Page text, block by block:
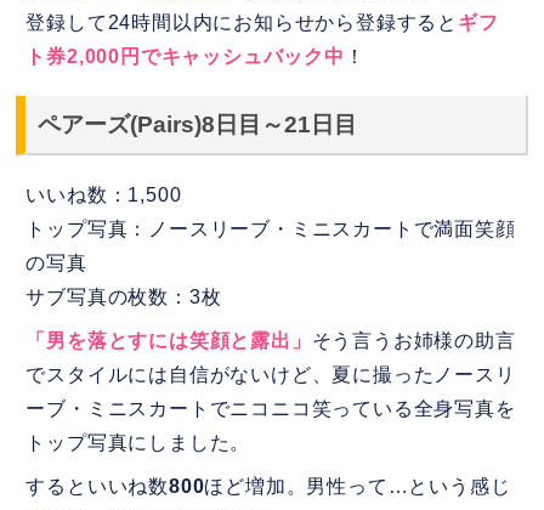
登録して24時間以内にお知らせから登録すると ギフ
ト券2,000円でキャッシュバック中 ！
ペアーズ(Pairs)8日目～21日目
いいね数：1,500
トップ写真：ノースリーブ・ミニスカートで満面笑顔
の写真
サブ写真の枚数：3枚
「男を落とすには笑顔と露出」 そう言うお姉様の助言
でスタイルには自信がないけど、夏に撮ったノースリ
ーブ・ミニスカートでニコニコ笑っている全身写真を
トップ写真にしました。
するといいね数800ほど増加。男性って…という感じ